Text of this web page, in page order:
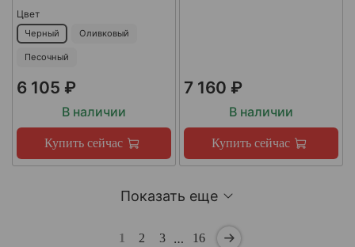
Цвет
Черный Оливковый
Песочный
6 105 ₽
В наличии
Купить сейчас
7 160 ₽
В наличии
Купить сейчас
Показать еще
1 2 3 … 16